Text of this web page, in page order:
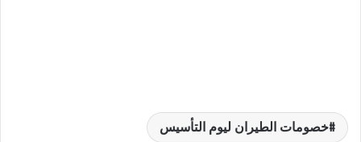
خصومات الطيران ليوم التأسيس